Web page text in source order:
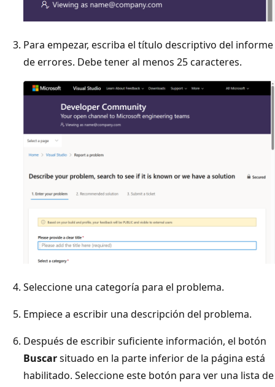
Para empezar, escriba el título descriptivo del informe
de errores. Debe tener al menos 25 caracteres.
Seleccione una categoría para el problema.
Empiece a escribir una descripción del problema.
Después de escribir suficiente información, el botón
Buscarsituado en la parte inferior de la página está
habilitado. Seleccione este botón para ver una lista de